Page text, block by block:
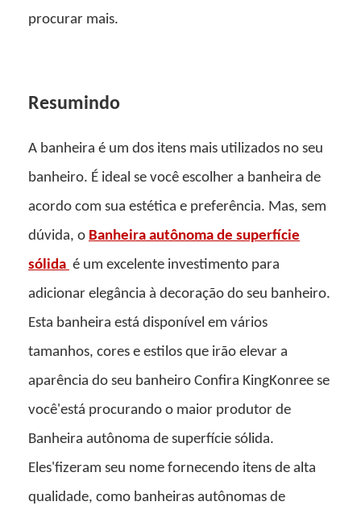
procurar mais.
Resumindo
A banheira é um dos itens mais utilizados no seu
banheiro. É ideal se você escolher a banheira de
acordo com sua estética e preferência. Mas, sem
dúvida, o Banheira autônoma de superfície
sólida é um excelente investimento para
adicionar elegância à decoração do seu banheiro.
Esta banheira está disponível em vários
tamanhos, cores e estilos que irão elevar a
aparência do seu banheiro Confira KingKonree se
você'está procurando o maior produtor de
Banheira autônoma de superfície sólida.
Eles'fizeram seu nome fornecendo itens de alta
qualidade, como banheiras autônomas de